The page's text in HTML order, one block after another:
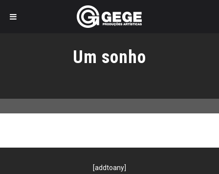
o
Um sonho
[addtoany]